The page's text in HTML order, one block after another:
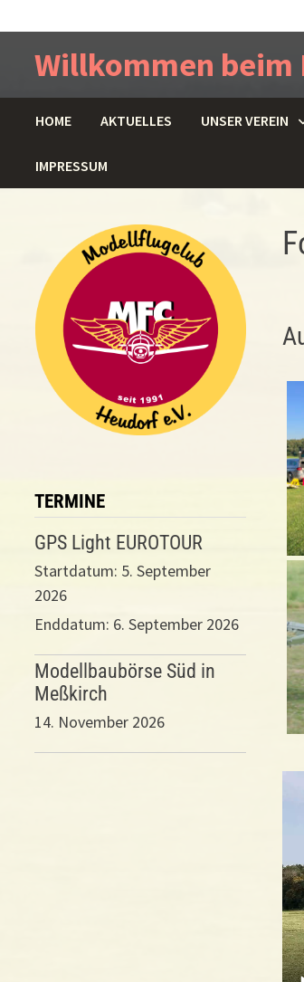
Inhalt
springenWillkommen beim
HOME AKTUELLES UNSER VEREIN
IMPRESSUM
TERMINE
GPS Light EUROTOUR
Startdatum: 5. September
2026
Enddatum: 6. September 2026
Modellbaubörse Süd in
Meßkirch
14. November 2026